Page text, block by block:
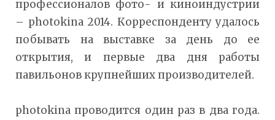
профессионалов фото- и киноиндустрии
– photokina 2014. Корреспонденту удалось
побывать на выставке за день до ее
открытия, и первые два дня работы
павильонов крупнейших производителей.
photokina проводится один раз в два года.